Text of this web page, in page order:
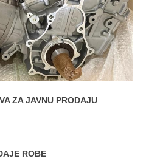
ZA JAVNU PRODAJU
ROBE